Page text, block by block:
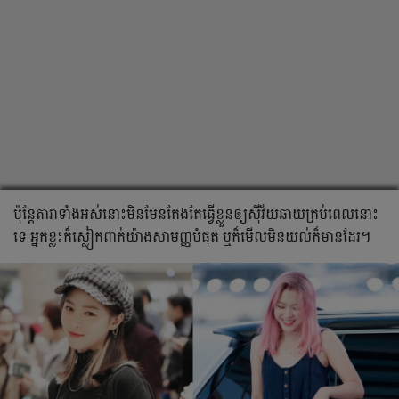
ប៉ុន្តែ​តារា​ទាំង​អស់​នោះ​មិន​មែន​តែង​តែ​ធ្វើ​ខ្លួន​ឲ្យ​ស៊ី​វ័យ​ឆាយ​គ្រប់​ពេល​នោះ​
ទេ អ្នក​ខ្លះ​ក៏​ស្លៀក​ពាក់​យ៉ាង​សាមញ្ញ​បំផុត​ ឬ​ក៏​មើល​មិន​យល់​ក៏​មាន​ដែរ។